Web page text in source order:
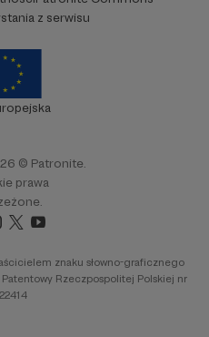
z serwisu
© Patronite.
prawa
znaku słowno-graficznego
Rzeczpospolitej Polskiej nr